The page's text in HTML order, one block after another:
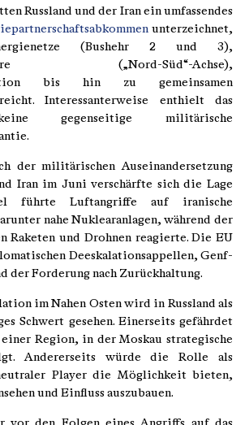
Russland und der Iran ein umfassendes
unterzeichnet,
(Bushehr 2 und 3),
(„Nord-Süd“-Achse),
bis hin zu gemeinsamen
reicht. Interessanterweise enthielt das
gegenseitige militärische
der militärischen Auseinandersetzung
Iran im Juni verschärfte sich die Lage
führte Luftangriffe auf iranische
nahe Nuklearanlagen, während der
Raketen und Drohnen reagierte. Die EU
Deeskalationsappellen, Genf-
der Forderung nach Zurückhaltung.
im Nahen Osten wird in Russland als
Schwert gesehen. Einerseits gefährdet
Region, in der Moskau strategische
Andererseits würde die Rolle als
Player die Möglichkeit bieten,
und Einfluss auszubauen.